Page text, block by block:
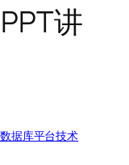
讲
据库平台技术